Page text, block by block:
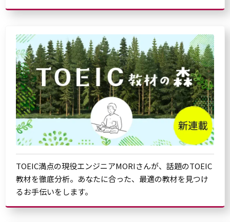
TOEIC満点の現役エンジニアMORIさんが、話題のTOEIC
教材を徹底分析。あなたに合った、最適の教材を見つけ
るお手伝いをします。